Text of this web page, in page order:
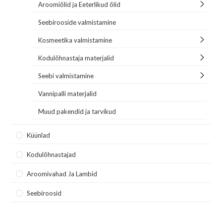
Aroomiõlid ja Eeterlikud õlid
Seebirooside valmistamine
Kosmeetika valmistamine
Kodulõhnastaja materjalid
Seebi valmistamine
Vannipalli materjalid
Muud pakendid ja tarvikud
Küünlad
Kodulõhnastajad
Aroomivahad Ja Lambid
Seebiroosid